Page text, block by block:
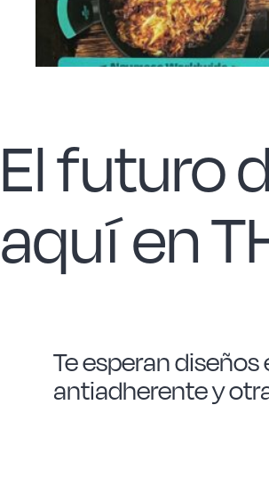
El futuro
aquí en
Te esperan
antiadherente y